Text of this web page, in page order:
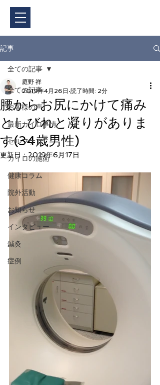
記事
全ての記事
お客様の声
最新カイロ事情
セルフケア
カイロの施術
健康コラム
院外活動
お知らせ
インタビュー
鍼灸
症例
全ての記事
腰からお尻にかけて痛み
としびれと凝りがありま
す(34歳男性)
庭野 祥
2019年4月26日 読了時間: 2分
更新日：2019年6月17日